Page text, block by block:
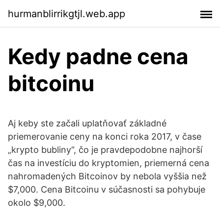
hurmanblirrikgtjl.web.app
Kedy padne cena
bitcoinu
Aj keby ste začali uplatňovať základné
priemerovanie ceny na konci roka 2017, v čase
„krypto bubliny“, čo je pravdepodobne najhorší
čas na investíciu do kryptomien, priemerná cena
nahromadených Bitcoinov by nebola vyššia než
$7,000. Cena Bitcoinu v súčasnosti sa pohybuje
okolo $9,000.